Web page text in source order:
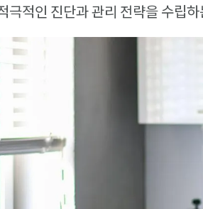
극적인 진단과 관리 전략을 수립